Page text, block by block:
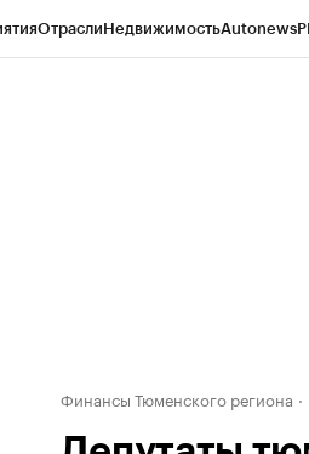
ОтраслиНедвижимостьAutonews
Финансы Тюменского региона